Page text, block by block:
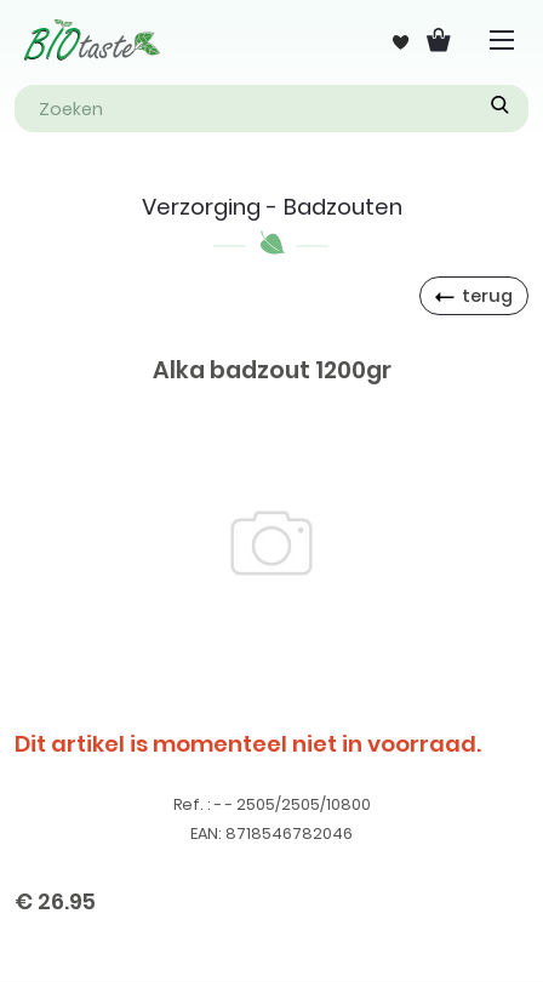
Verzorging - Badzouten
terug
Alka badzout 1200gr
Dit artikel is momenteel niet in voorraad.
Ref. : - - 2505/2505/10800
EAN: 8718546782046
€ 26.95